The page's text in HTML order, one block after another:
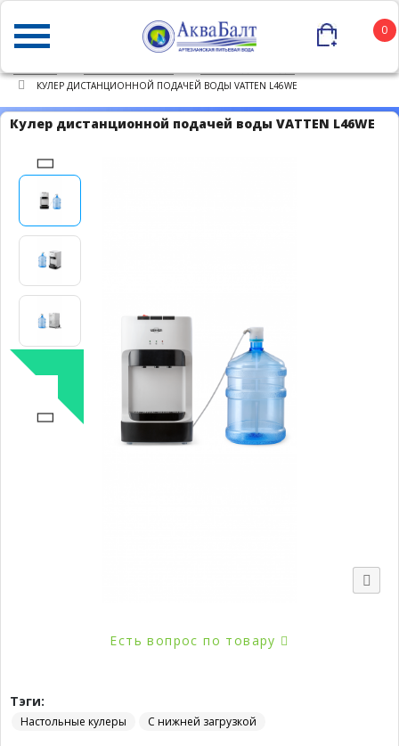
0
КУЛЕР ДИСТАНЦИОННОЙ ПОДАЧЕЙ ВОДЫ VATTEN L46WE
Кулер дистанционной подачей воды VATTEN L46WE
Новинка
Есть вопрос по товару
Тэги:
Настольные кулеры С нижней загрузкой